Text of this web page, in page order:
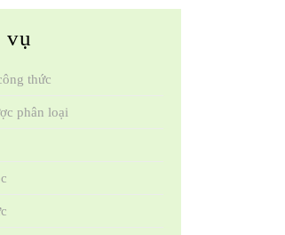
vụ
thức
phân loại